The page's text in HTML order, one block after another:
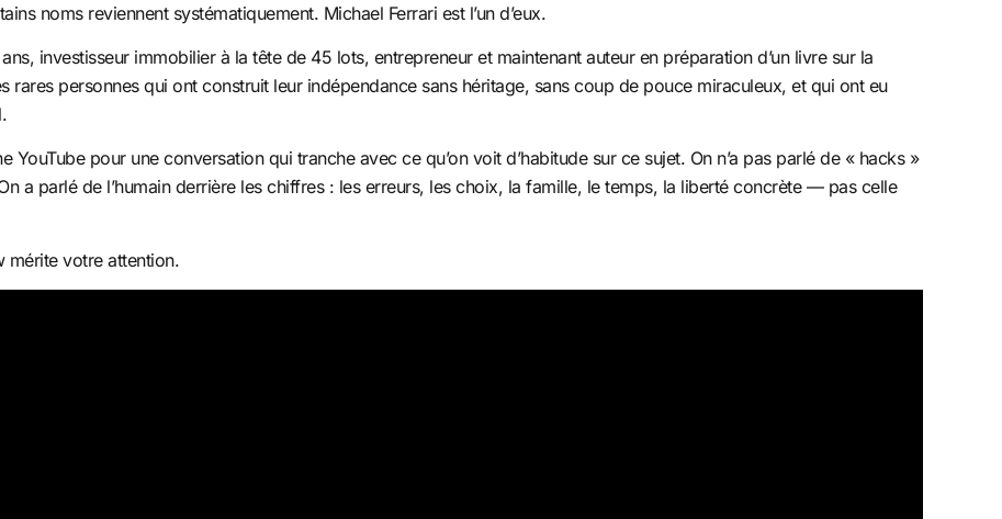
noms reviennent systématiquement. Michael Ferrari est l’un d’eux.
investisseur immobilier à la tête de 45 lots, entrepreneur et maintenant auteur en préparation d’un livre sur la
personnes qui ont construit leur indépendance sans héritage, sans coup de pouce miraculeux, et qui ont eu
YouTube pour une conversation qui tranche avec ce qu’on voit d’habitude sur ce sujet. On n’a pas parlé de « hacks »
a parlé de l’humain derrière les chiffres : les erreurs, les choix, la famille, le temps, la liberté concrète — pas celle
mérite votre attention.